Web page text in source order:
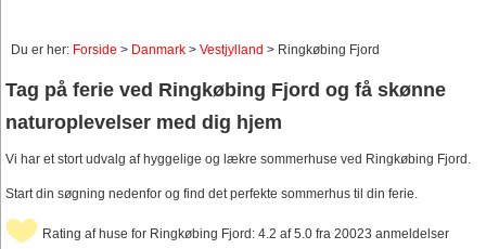
Du er her: Forside > Danmark > Vestjylland > Ringkøbing Fjord
Tag på ferie ved Ringkøbing Fjord og få skønne
naturoplevelser med dig hjem
Vi har et stort udvalg af hyggelige og lækre sommerhuse ved Ringkøbing Fjord.
Start din søgning nedenfor og find det perfekte sommerhus til din ferie.
Rating af huse for Ringkøbing Fjord: 4.2 af 5.0 fra 20023 anmeldelser